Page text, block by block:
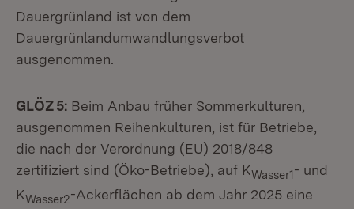
Dauergrünland ist von dem
Dauergrünlandumwandlungsverbot
ausgenommen.
GLÖZ 5: Beim Anbau früher Sommerkulturen,
ausgenommen Reihenkulturen, ist für Betriebe,
die nach der Verordnung (EU) 2018/848
zertifiziert sind (Öko-Betriebe), auf KWasser1- und
KWasser2-Ackerflächen ab dem Jahr 2025 eine